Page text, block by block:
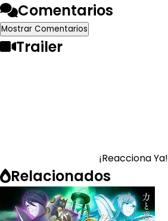
Comentarios
Mostrar Comentarios
Trailer
¡Reacciona Ya!
Relacionados